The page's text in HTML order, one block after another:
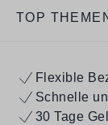
TOP
Flexible
Schnelle
30 Tage